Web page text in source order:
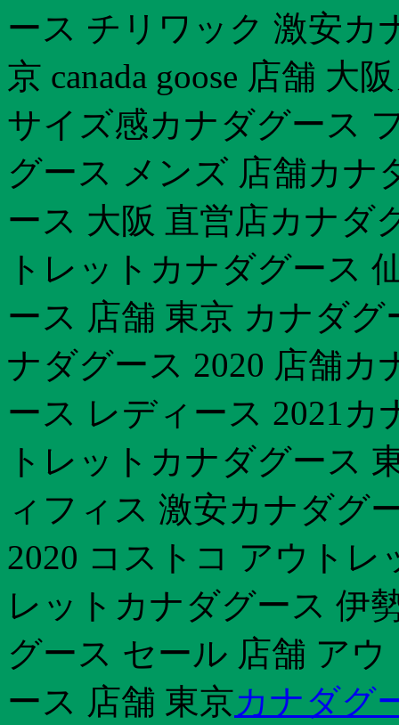
ース チリワック 激安カ
京 canada goose 店舗 大
サイズ感カナダグース
グース メンズ 店舗カナ
ース 大阪 直営店カナダ
トレットカナダグース
ース 店舗 東京 カナダ
ナダグース 2020 店舗カ
ース レディース 2021
トレットカナダグース
ィフィス 激安カナダグ
2020 コストコ アウト
レットカナダグース 伊
グース セール 店舗 ア
ース 店舗 東京カナダグ